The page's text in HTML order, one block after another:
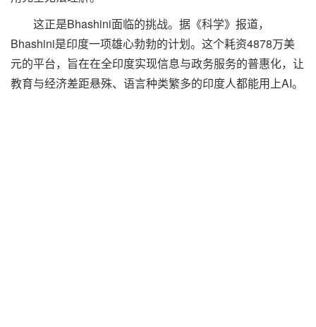
这正是Bhashini面临的挑战。据《科学》报道，
Bhashini是印度一项雄心勃勃的计划。这个耗资4878万美
元的平台，旨在在全印度实现信息与政务服务的普惠化，让
教育与经济差距悬殊、语言种类繁多的印度人都能用上AI。